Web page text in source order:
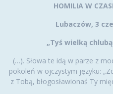
HOMILIA W
Lubaczów, 3
„Tyś wielką
(…). Słowa te idą w parze z
pokoleń w ojczystym języku:
z Tobą, błogosławionaś Ty